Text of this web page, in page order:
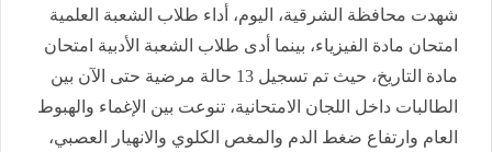
شهدت محافظة الشرقية، اليوم، أداء طلاب الشعبة العلمية
امتحان مادة الفيزياء، بينما أدى طلاب الشعبة الأدبية امتحان
مادة التاريخ، حيث تم تسجيل 13 حالة مرضية حتى الآن بين
الطالبات داخل اللجان الامتحانية، تنوعت بين الإغماء والهبوط
العام وارتفاع ضغط الدم والمغص الكلوي والانهيار العصبي،